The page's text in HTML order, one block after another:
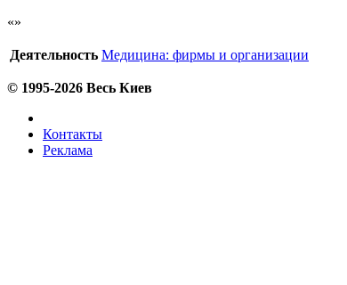
Деятельность Медицина: фирмы и организации
© 1995-2026 Весь Киев
Контакты
Реклама